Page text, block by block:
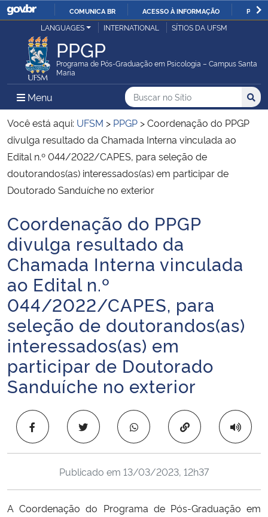
IR
O
COMUNICA BR ACESSO À INFORMAÇÃO
Ministério da Justiça e Segurança Pública
Ministério da Defesa
Ministério das Relações Exteriores
Ministério da Economia
Ministério da Educação
Ministério da Cidadania
Ministério da Saúde
Ministério de Minas e Energia
Ministério da Ciência, Tecnologia, Inovações e Comunicações
Ministério do Turismo
Ministério do Desenvolvimento Regional
LANGUAGES INTERNATIONAL SÍTIOS DA UFSM
PPGP
Programa de Pós-Graduação em Psicologia – Campus Santa
Maria
Menu Menu Principal do Sítio
Busca
Buscar no no Sítio
Busca:
Você está aqui: UFSM > PPGP >Coordenação do PPGP
divulga resultado da Chamada Interna vinculada ao
Edital n.º 044/2022/CAPES, para seleção de
doutorandos(as) interessados(as) em participar de
Doutorado Sanduíche no exterior
Início do conteúdo
Coordenação do PPGP
divulga resultado da
Chamada Interna vinculada
ao Edital n.º
044/2022/CAPES, para
seleção de doutorandos(as)
interessados(as) em
participar de Doutorado
Sanduíche no exterior
Copiar para área
Publicado em 13/03/2023, 12h37
A Coordenação do Programa de Pós-Graduação em